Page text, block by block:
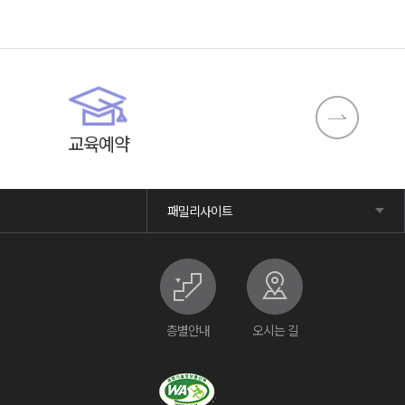
교육예약
패밀리사이트
층별안내 오시는 길